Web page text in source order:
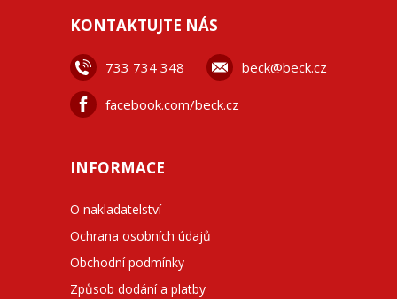
KONTAKTUJTE NÁS
733 734 348 beck@beck.cz
facebook.com/beck.cz
INFORMACE
O nakladatelství
Ochrana osobních údajů
Obchodní podmínky
Způsob dodání a platby